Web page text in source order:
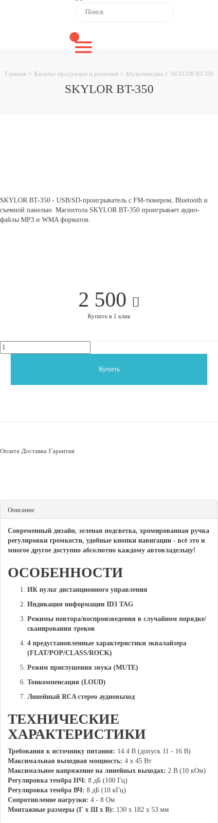
Главная > Каталог продукции и решений > Мультимедиа > SKYLOR BT-350
SKYLOR BT-350
SKYLOR BT-350 - USB/SD-проигрыватель с FM-тюнером, Bluetooth и
съемной панелью. Магнитола SKYLOR BT-350 проигрывает аудио-
файлы MP3 и WMA форматов.
2 500
Купить в 1 клик
Купить
Оплата Доставка Гарантия
Описание
Современный дизайн, зеленая подсветка, хромированная ручка
регулировки громкости, удобные кнопки навигации - всё это и
многое другое доступно абсолютно каждому автовладельцу!
ОСОБЕННОСТИ
ИК пульт дистанционного управления
Индикация информации ID3 TAG
Режимы повтора/воспроизведения в случайном порядке/
сканирования треков
4 предустановленные характеристики эквалайзера
(FLAT/POP/CLASS/ROCK)
Режим приглушения звука (MUTE)
Тонкомпенсация (LOUD)
Линейный RCA стерео аудиовыход
ТЕХНИЧЕСКИЕ
ХАРАКТЕРИСТИКИ
Требования к источнику питания: 14.4 В (допуск 11 - 16 В)
Максимальная выходная мощность: 4 х 45 Вт
Максимальное напряжение на линейных выходах: 2 В (10 кОм)
Регулировка тембра НЧ: 8 дБ (100 Гц)
Регулировка тембра ВЧ: 8 дБ (10 кГц)
Сопротивление нагрузки: 4 - 8 Ом
Монтажные размеры (Г х Ш х В): 130 х 182 х 53 мм